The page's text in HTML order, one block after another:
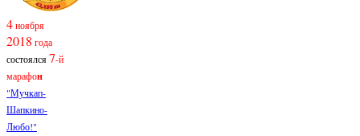
4ноября
2018 года
состоялся7-й
марафон
"Мучкап-
Шапкино-
Любо!"